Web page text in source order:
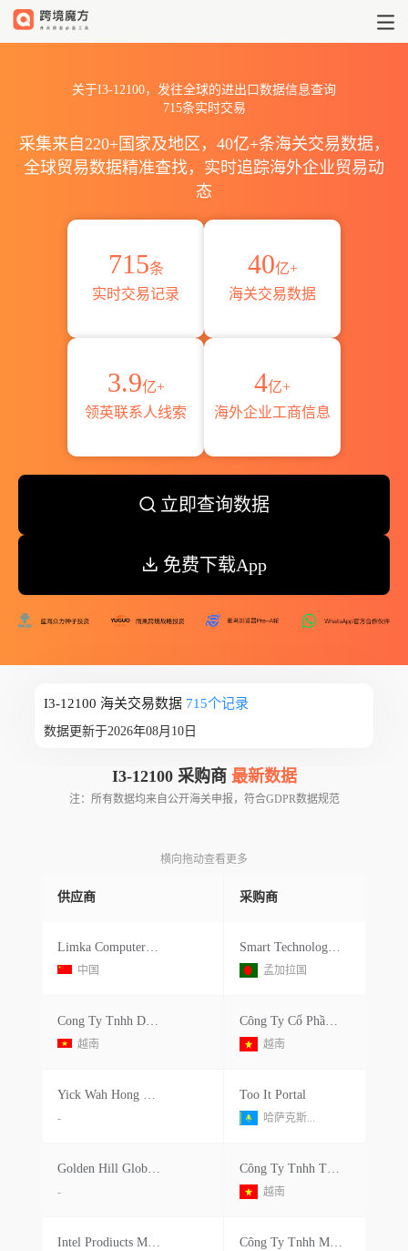
关于I3-12100，发往全球的进出口数据信息查询
715条实时交易
采集来自220+国家及地区，40亿+条海关交易数据，
全球贸易数据精准查找，实时追踪海外企业贸易动
态
715条
实时交易记录
40亿+
海关交易数据
3.9亿+
领英联系人线索
4亿+
海外企业工商信息
立即查询数据
免费下载App
I3-12100 海关交易数据 715个记录
数据更新于2026年08月10日
I3-12100 采购商 最新数据
注：所有数据均来自公开海关申报，符合GDPR数据规范
横向拖动查看更多
供应商 采购商
Limka Computer Shenzhen Technolog
中国
Smart Technologies (bangladesh)
孟加拉国
Cong Ty Tnhh Dong Nam
越南
Công Ty Cổ Phần Tkg Taekwang Vina
越南
Yick Wah Hong Co.ltd.
-
Тоо It Portal
哈萨克斯...
Golden Hill Global Technologies Ltd.
-
Công Ty Tnhh Thương Mại Và Dịch Vụ Tin Học Hk Vina
越南
Intel Prodiucts M Sdn Bhd Co.pvt.ltd. Công Ty Tnhh Máy Tính Khởi Động